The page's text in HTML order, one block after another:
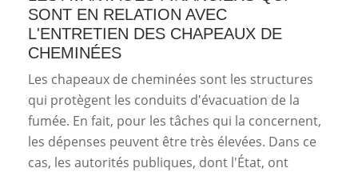
SONT EN RELATION AVEC
L'ENTRETIEN DES CHAPEAUX DE
CHEMINÉES
Les chapeaux de cheminées sont les structures
qui protègent les conduits d'évacuation de la
fumée. En fait, pour les tâches qui la concernent,
les dépenses peuvent être très élevées. Dans ce
cas, les autorités publiques, dont l'État, ont